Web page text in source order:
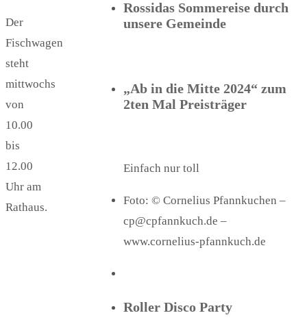
Der
Fischwagen
steht
mittwochs
von
10.00
bis
12.00
Uhr am
Rathaus.
Rossidas Sommereise durch
unsere Gemeinde
„Ab in die Mitte 2024“ zum
2ten Mal Preisträger
Einfach nur toll
Foto: © Cornelius Pfannkuchen –
cp@cpfannkuch.de –
www.cornelius-pfannkuch.de
Roller Disco Party